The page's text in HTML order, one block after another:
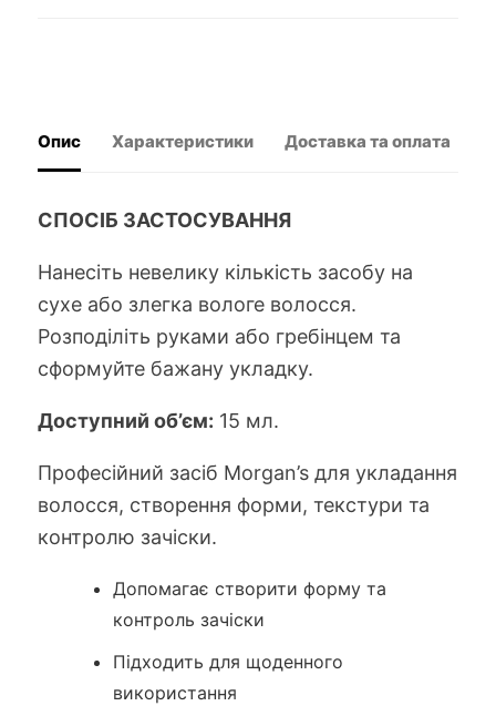
Опис Характеристики Доставка та оплата
СПОСІБ ЗАСТОСУВАННЯ
Нанесіть невелику кількість засобу на
сухе або злегка вологе волосся.
Розподіліть руками або гребінцем та
сформуйте бажану укладку.
Доступний об’єм: 15 мл.
Професійний засіб Morgan’s для укладання
волосся, створення форми, текстури та
контролю зачіски.
Допомагає створити форму та
контроль зачіски
Підходить для щоденного
використання